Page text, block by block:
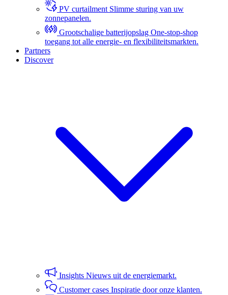
PV curtailment Slimme sturing van uw
zonnepanelen.
Grootschalige batterijopslag One-stop-shop
toegang tot alle energie- en flexibiliteitsmarkten.
Partners
Discover
Insights Nieuws uit de energiemarkt.
Customer cases Inspiratie door onze klanten.